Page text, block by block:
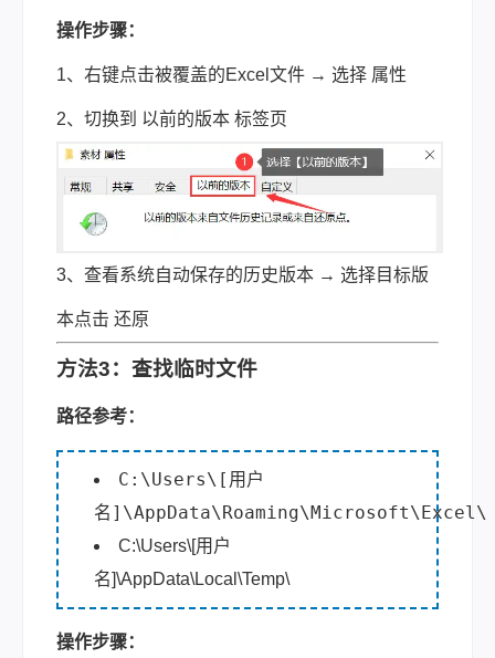
操作步骤：
1、右键点击被覆盖的Excel文件 → 选择 属性
2、切换到 以前的版本 标签页
3、查看系统自动保存的历史版本 → 选择目标版
本点击 还原
方法3：查找临时文件
路径参考：
C:\Users\[用户
名]\AppData\Roaming\Microsoft\Excel\
C:\Users\[用户
名]\AppData\Local\Temp\
操作步骤：